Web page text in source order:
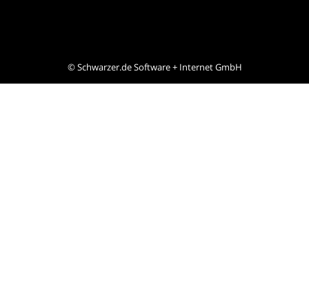
©Schwarzer.de Software + Internet GmbH